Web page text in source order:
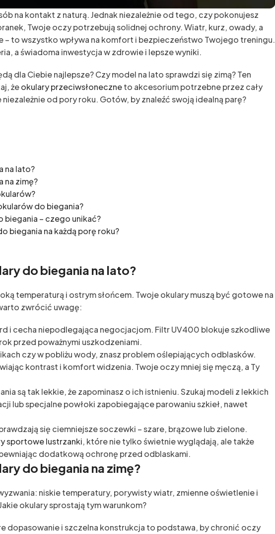
na kontakt z naturą. Jednak niezależnie od tego, czy pokonujesz
Twoje oczy potrzebują solidnej ochrony. Wiatr, kurz, owady, a
– to wszystko wpływa na komfort i bezpieczeństwo Twojego treningu.
a świadoma inwestycja w zdrowie i lepsze wyniki.
dla Ciebie najlepsze? Czy model na lato sprawdzi się zimą? Ten
żeokulary przeciwsłoneczneto akcesorium potrzebne przez cały
od pory roku. Gotów, by znaleźć swoją idealną parę?
na lato?
na zimę?
do biegania?
biegania – czego unikać?
biegania na każdą porę roku?
do biegania na lato?
temperaturą i ostrym słońcem. Twoje okulary muszą być gotowe na
zwrócić uwagę:
i cecha niepodlegająca negocjacjom. Filtr UV400 blokuje szkodliwe
przed poważnymi uszkodzeniami.
czy w pobliżu wody, znasz problem oślepiających odblasków.
kontrast i komfort widzenia. Twoje oczy mniej się męczą, a Ty
są tak lekkie, że zapominasz o ich istnieniu. Szukaj modeli z lekkich
lub specjalne powłoki zapobiegające parowaniu szkieł, nawet
się ciemniejsze soczewki – szare, brązowe lub zielone.
sportowe lustrzanki, które nie tylko świetnie wyglądają, ale także
dodatkową ochronę przed odblaskami.
do biegania na zimę?
niskie temperatury, porywisty wiatr, zmienne oświetlenie i
okulary sprostają tym warunkom?
dopasowanie i szczelna konstrukcja to podstawa, by chronić oczy